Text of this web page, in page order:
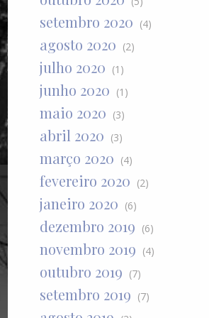
setembro 2020 (4)
agosto 2020 (2)
julho 2020 (1)
junho 2020 (1)
maio 2020 (3)
abril 2020 (3)
março 2020 (4)
fevereiro 2020 (2)
janeiro 2020 (6)
dezembro 2019 (6)
novembro 2019 (4)
outubro 2019 (7)
setembro 2019 (7)